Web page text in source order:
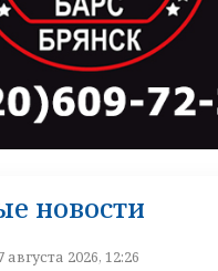
новости
августа 2026, 12:26